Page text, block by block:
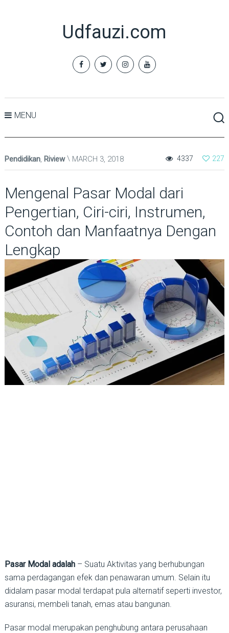
Udfauzi.com
MENU
Pendidikan, Riview MARCH 3, 2018 227
4337
Mengenal Pasar Modal dari
Pengertian, Ciri-ciri, Instrumen,
Contoh dan Manfaatnya Dengan
Lengkap
Pasar Modal adalah– Suatu Aktivitas yang berhubungan
sama perdagangan efek dan penawaran umum. Selain itu
didalam pasar modal terdapat pula alternatif seperti investor,
asuransi, membeli tanah, emas atau bangunan.
Pasar modal merupakan penghubung antara perusahaan